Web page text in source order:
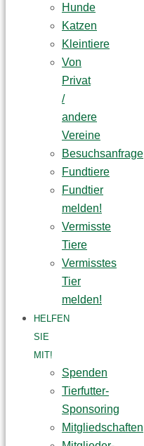
Hunde
Katzen
Kleintiere
Von
Privat
/
andere
Vereine
Besuchsanfrage
Fundtiere
Fundtier
melden!
Vermisste
Tiere
Vermisstes
Tier
melden!
HELFEN
SIE
MIT!
Spenden
Tierfutter-
Sponsoring
Mitgliedschaften